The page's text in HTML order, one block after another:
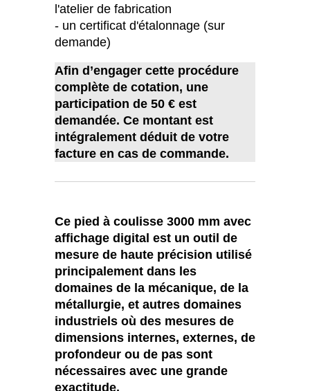
l'atelier de fabrication
- un certificat d'étalonnage (sur
demande)
Afin d’engager cette procédure
complète de cotation, une
participation de 50 € est
demandée. Ce montant est
intégralement déduit de votre
facture en cas de commande.
Ce pied à coulisse 3000 mm avec
affichage digital est un outil de
mesure de haute précision utilisé
principalement dans les
domaines de la mécanique, de la
métallurgie, et autres domaines
industriels où des mesures de
dimensions internes, externes, de
profondeur ou de pas sont
nécessaires avec une grande
exactitude.